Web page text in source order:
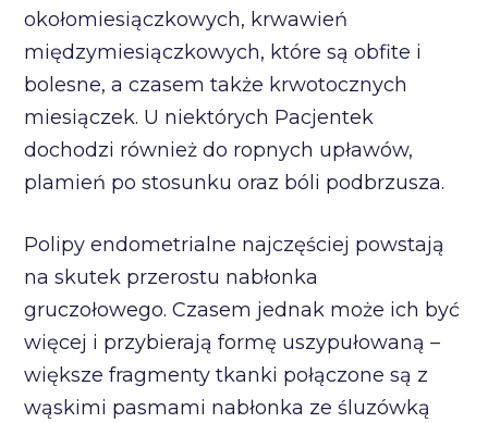
okołomiesiączkowych, krwawień
międzymiesiączkowych, które są obfite i
bolesne, a czasem także krwotocznych
miesiączek. U niektórych Pacjentek
dochodzi również do ropnych upławów,
plamień po stosunku oraz bóli podbrzusza.
Polipy endometrialne najczęściej powstają
na skutek przerostu nabłonka
gruczołowego. Czasem jednak może ich być
więcej i przybierają formę uszypułowaną –
większe fragmenty tkanki połączone są z
wąskimi pasmami nabłonka ze śluzówką